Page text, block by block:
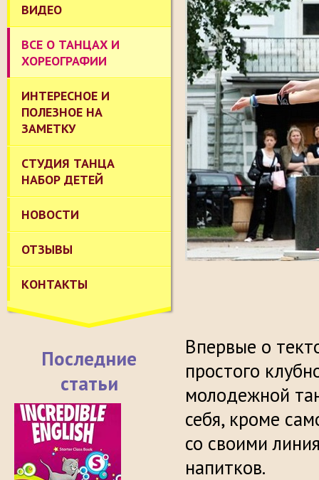
ВИДЕО
ВСЕ О ТАНЦАХ И
ХОРЕОГРАФИИ
ИНТЕРЕСНОЕ И
ПОЛЕЗНОЕ НА
ЗАМЕТКУ
СТУДИЯ ТАНЦА
НАБОР ДЕТЕЙ
НОВОСТИ
ОТЗЫВЫ
КОНТАКТЫ
Последние
статьи
Впервые о
простого
молодежной
себя, кроме
со своими
напитков.